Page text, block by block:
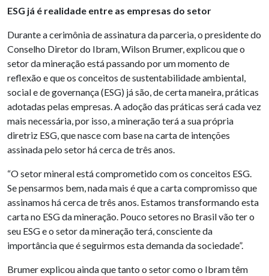
ESG já é realidade entre as empresas do setor
Durante a cerimônia de assinatura da parceria, o presidente do
Conselho Diretor do Ibram, Wilson Brumer, explicou que o
setor da mineração está passando por um momento de
reflexão e que os conceitos de sustentabilidade ambiental,
social e de governança (ESG) já são, de certa maneira, práticas
adotadas pelas empresas. A adoção das práticas será cada vez
mais necessária, por isso, a mineração terá a sua própria
diretriz ESG, que nasce com base na carta de intenções
assinada pelo setor há cerca de três anos.
“O setor mineral está comprometido com os conceitos ESG.
Se pensarmos bem, nada mais é que a carta compromisso que
assinamos há cerca de três anos. Estamos transformando esta
carta no ESG da mineração. Pouco setores no Brasil vão ter o
seu ESG e o setor da mineração terá, consciente da
importância que é seguirmos esta demanda da sociedade”.
Brumer explicou ainda que tanto o setor como o Ibram têm